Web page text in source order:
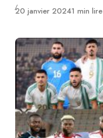
Publié
20 janvier 20241 min lire